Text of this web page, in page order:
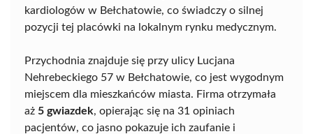
kardiologów w Bełchatowie, co świadczy o silnej
pozycji tej placówki na lokalnym rynku medycznym.
Przychodnia znajduje się przy ulicy Lucjana
Nehrebeckiego 57 w Bełchatowie, co jest wygodnym
miejscem dla mieszkańców miasta. Firma otrzymała
aż 5 gwiazdek, opierając się na 31 opiniach
pacjentów, co jasno pokazuje ich zaufanie i